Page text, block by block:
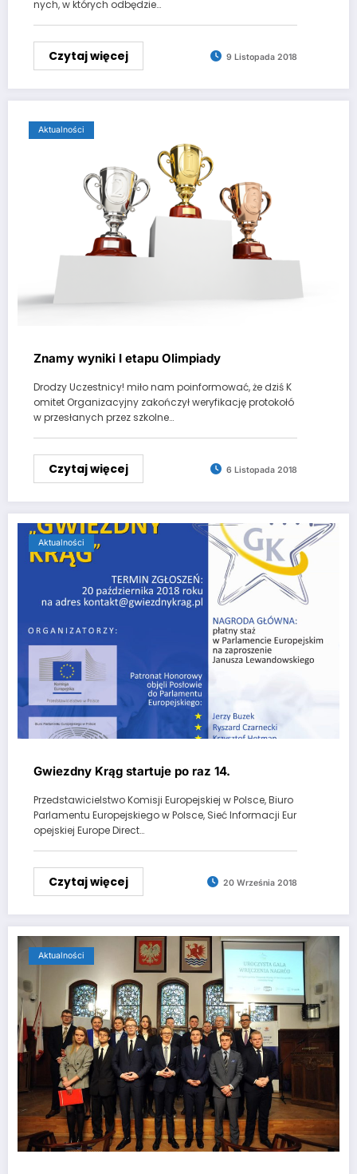
nych, w których odbędzie…
Czytaj więcej 9 Listopada 2018
Aktualności
Znamy wyniki I etapu Olimpiady
Drodzy Uczestnicy! miło nam poinformować, że dziś K
omitet Organizacyjny zakończył weryfikację protokołó
w przesłanych przez szkolne…
Czytaj więcej 6 Listopada 2018
Aktualności
Gwiezdny Krąg startuje po raz 14.
Przedstawicielstwo Komisji Europejskiej w Polsce, Biuro
Parlamentu Europejskiego w Polsce, Sieć Informacji Eur
opejskiej Europe Direct…
Czytaj więcej 20 Września 2018
Aktualności